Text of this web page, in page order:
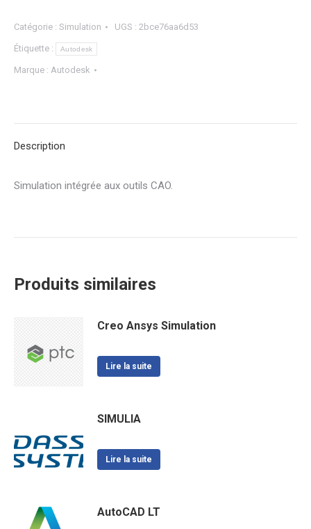
Catégorie : Simulation UGS : 2bce76aa6d53
Étiquette : Autodesk
Marque : Autodesk
Description
Simulation intégrée aux outils CAO.
Produits similaires
Creo Ansys Simulation
Lire la suite
SIMULIA
Lire la suite
AutoCAD LT